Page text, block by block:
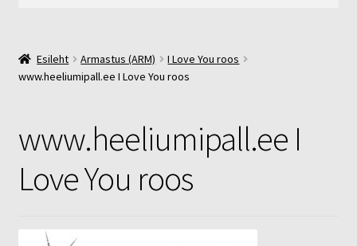
Kontakt
Müügi- ja privaatsustingimused
POOD
Esileht Armastus (ARM)
I Love You roos
www.heeliumipall.ee I Love You roos
www.heeliumipall.ee I
Love You roos